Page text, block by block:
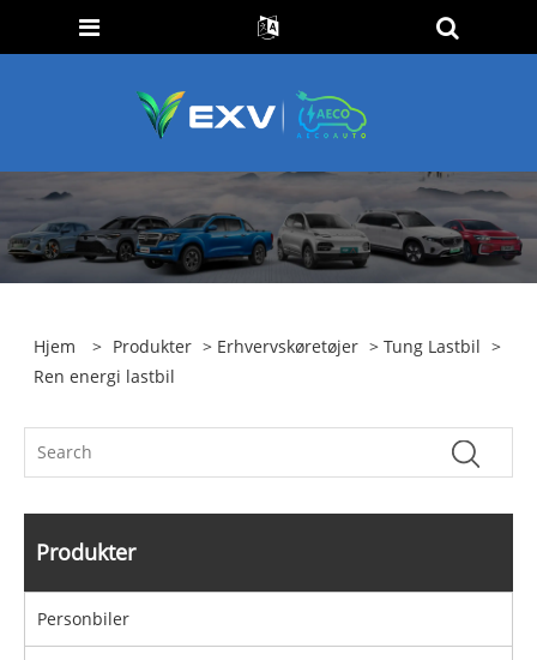
Hjem > Produkter > Erhvervskøretøjer >Tung Lastbil >
Ren energi lastbil
Produkter
Personbiler